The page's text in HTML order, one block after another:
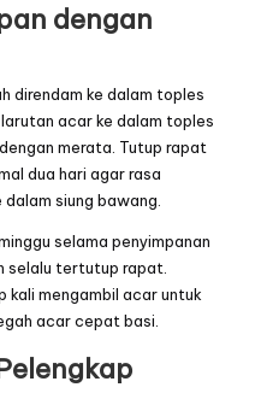
dengan
direndam ke dalam toples
acar ke dalam toples
merata. Tutup rapat
dua hari agar rasa
siung bawang.
selama penyimpanan
selalu tertutup rapat.
kali mengambil acar untuk
acar cepat basi.